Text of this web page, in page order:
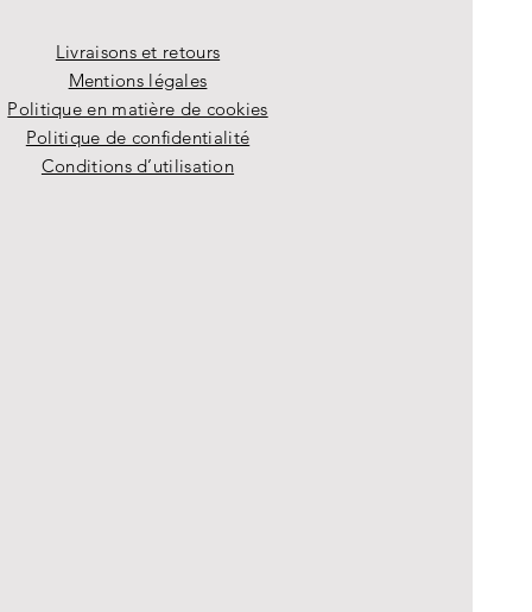
Livraisons et retours
Mentions légales
Politique en matière de cookies
Politique de confidentialité
Conditions d’utilisation